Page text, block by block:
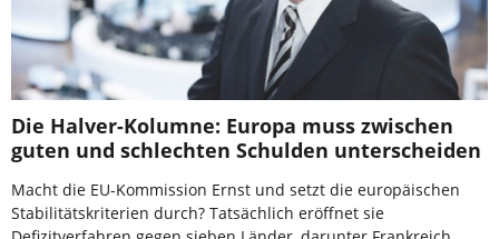
Die Halver-Kolumne: Europa muss zwischen
guten und schlechten Schulden unterscheiden
Macht die EU-Kommission Ernst und setzt die europäischen
Stabilitätskriterien durch? Tatsächlich eröffnet sie